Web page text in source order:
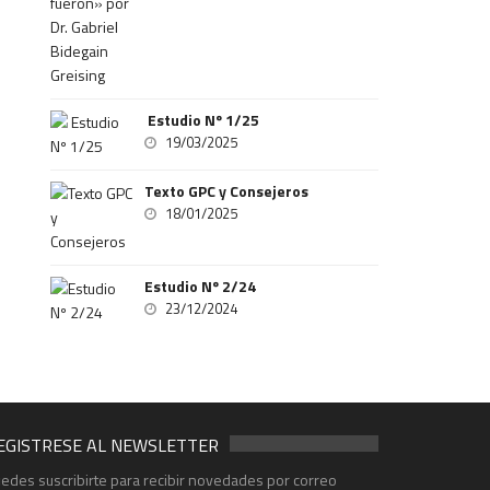
Estudio Nº 1/25
19/03/2025
Texto GPC y Consejeros
18/01/2025
Estudio Nº 2/24
23/12/2024
AL NEWSLETTER
suscribirte para recibir novedades por correo